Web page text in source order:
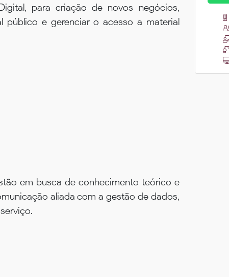
para criação de novos negócios,
público e gerenciar o acesso a material
em busca de conhecimento teórico e
aliada com a gestão de dados,